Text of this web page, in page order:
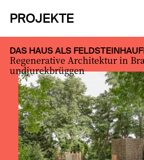
PROJEKTE
DAS HAUS ALS
Regenerative Architektur in
undjurekbrüggen